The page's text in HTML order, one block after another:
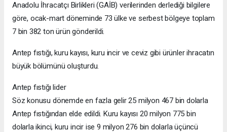
Anadolu İhracatçı Birlikleri (GAİB) verilerinden derlediği bilgilere
göre, ocak-mart döneminde 73 ülke ve serbest bölgeye toplam
7 bin 382 ton ürün gönderildi.
Antep fıstığı, kuru kayısı, kuru incir ve ceviz gibi ürünler ihracatın
büyük bölümünü oluşturdu.
Antep fıstığı lider
Söz konusu dönemde en fazla gelir 25 milyon 467 bin dolarla
Antep fıstığından elde edildi. Kuru kayısı 20 milyon 775 bin
dolarla ikinci, kuru incir ise 9 milyon 276 bin dolarla üçüncü